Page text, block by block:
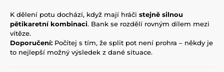
K dělení potu dochází, když mají hráči stejně silnou
pětikaretní kombinaci. Bank se rozdělí rovným dílem mezi
vítěze.
Doporučení: Počítej s tím, že split pot není prohra – někdy je
to nejlepší možný výsledek z dané situace.